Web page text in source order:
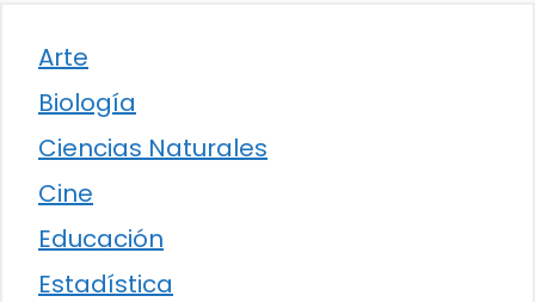
Arte
Biología
Ciencias Naturales
Cine
Educación
Estadística